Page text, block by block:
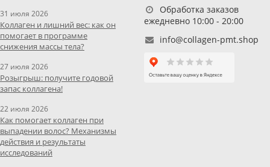
31 июля 2026
Коллаген и лишний вес: как он
помогает в программе
снижения массы тела?
27 июля 2026
Розыгрыш: получите годовой
запас коллагена!
22 июля 2026
Как помогает коллаген при
выпадении волос? Механизмы
действия и результаты
исследований
Обработка заказов
ежедневно 10:00 - 20:00
info@collagen-pmt.shop